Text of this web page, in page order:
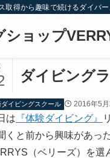
取得から趣味で続けるダイバ
ョップ
ダイビング
イビングスクール 2016年5月
は 『体験ダイビング』
くと前から興味があっ
（ベリーズ）を選